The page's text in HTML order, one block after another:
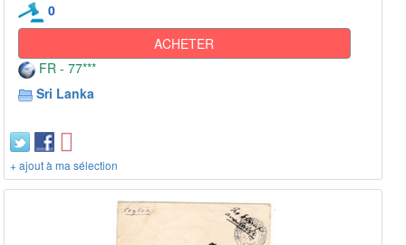
0
ACHETER
FR - 77***
Sri Lanka
+ ajout à ma sélection